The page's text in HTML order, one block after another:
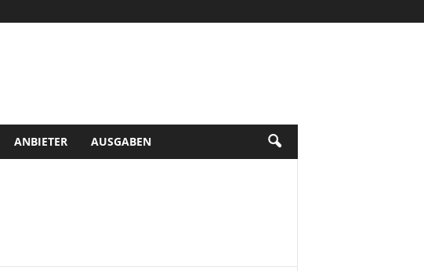
ANBIETER AUSGABEN